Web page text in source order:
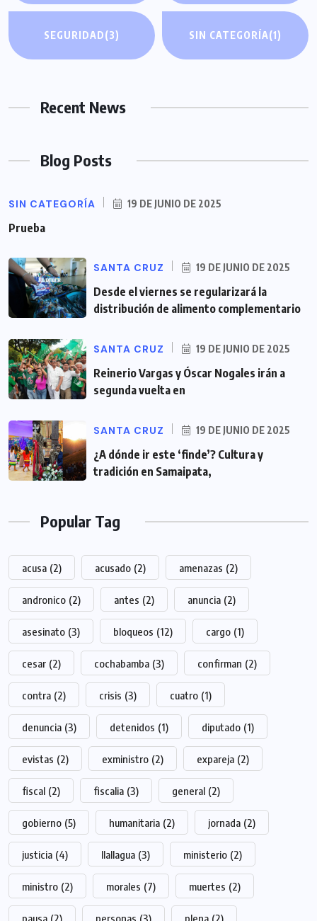
SEGURIDAD(3) SIN CATEGORÍA(1)
Recent News
Blog Posts
SIN CATEGORÍA 19 DE JUNIO DE 2025
Prueba
SANTA CRUZ 19 DE JUNIO DE 2025
Desde el viernes se regularizará la
distribución de alimento complementario
SANTA CRUZ 19 DE JUNIO DE 2025
Reinerio Vargas y Óscar Nogales irán a
segunda vuelta en
SANTA CRUZ 19 DE JUNIO DE 2025
¿A dónde ir este ‘finde’? Cultura y
tradición en Samaipata,
Popular Tag
acusa (2) acusado (2) amenazas (2)
andronico (2) antes (2) anuncia (2)
asesinato (3) bloqueos (12) cargo (1)
cesar (2) cochabamba (3) confirman (2)
contra (2) crisis (3) cuatro (1)
denuncia (3) detenidos (1) diputado (1)
evistas (2) exministro (2) expareja (2)
fiscal (2) fiscalia (3) general (2)
gobierno (5) humanitaria (2) jornada (2)
justicia (4) llallagua (3) ministerio (2)
ministro (2) morales (7) muertes (2)